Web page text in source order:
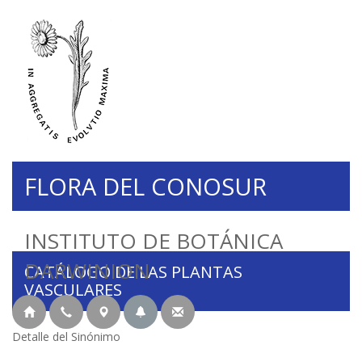
INSTITUTO DE BOTÁNICA
DARWINION
FLORA DEL CONOSUR
CATÁLOGO DE LAS PLANTAS
VASCULARES
Detalle del Sinónimo